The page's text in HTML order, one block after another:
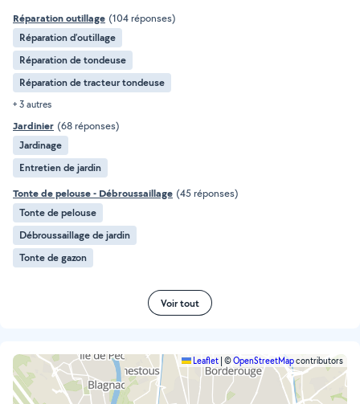
Réparation outillage (104 réponses)
Réparation d’outillage
Réparation de tondeuse
Réparation de tracteur tondeuse
+ 3 autres
Jardinier (68 réponses)
Jardinage
Entretien de jardin
Tonte de pelouse - Débroussaillage (45 réponses)
Tonte de pelouse
Débroussaillage de jardin
Tonte de gazon
Voir tout
Leaflet ©OpenStreetMapcontributors